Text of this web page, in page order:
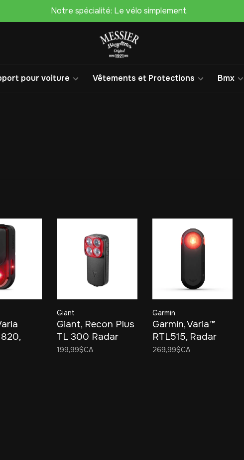
Notre spécialité: Le vélo simplement.
pour voiture Vêtements et Protections Bmx
Light,
Giant
Giant, Recon Plus
TL 300 Radar
199,99$CA
Garmin
Garmin, Varia™
RTL515, Radar
arrière avec
269,99$CA